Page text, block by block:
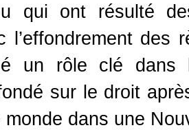
qui ont résulté
l’effondrement des
un rôle clé dans
sur le droit
monde dans une